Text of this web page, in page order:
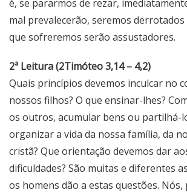
é, se pararmos de rezar,
mal prevalecerão, seremos derrotados
que sofreremos serão assustadores.
2ª Leitura (2Timóteo 3,14 – 4,2)
Quais princípios devemos inculcar no
nossos filhos? O que ensinar-lhes?
os outros, acumular bens ou partilhá-
organizar a vida da nossa família, da
cristã? Que orientação devemos dar
dificuldades? São muitas e diferentes
os homens dão a estas questões.